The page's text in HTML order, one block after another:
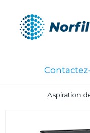
contenu
Aspiration